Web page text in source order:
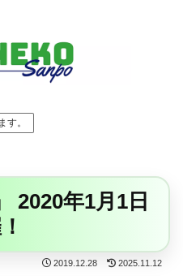
。
2020年1月1日
2019.12.28 2025.11.12